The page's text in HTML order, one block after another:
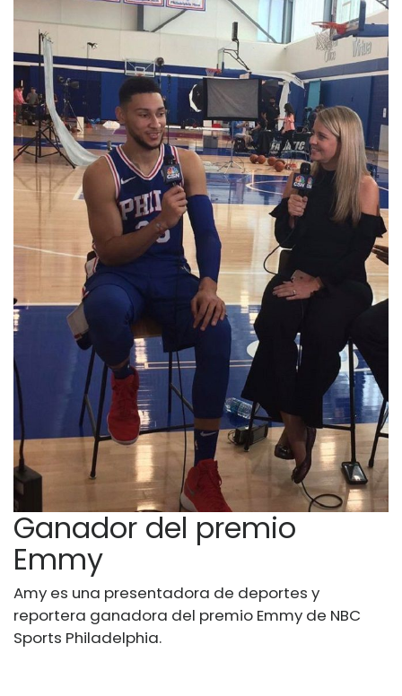
Ganador del premio
Emmy
Amy es una presentadora de deportes y
reportera ganadora del premio Emmy de NBC
Sports Philadelphia.